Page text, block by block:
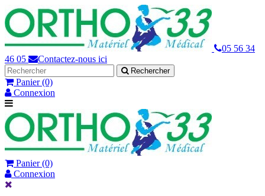
05 56 34
46 05
Contactez-nous ici
Rechercher
Panier (0)
Connexion
Panier (0)
Connexion